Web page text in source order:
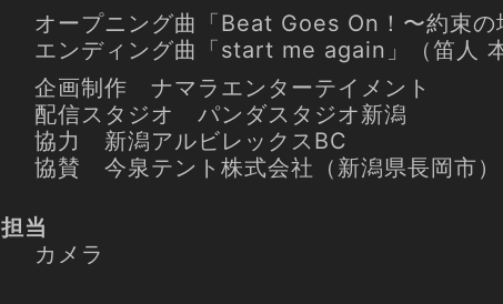
オープニング曲「Beat Goes On！〜約束の
エンディング曲「start me again」（笛人
企画制作 ナマラエンターテイメント
配信スタジオ パンダスタジオ新潟
協力 新潟アルビレックスBC
協賛 今泉テント株式会社（新潟県長岡市）
担当
カメラ